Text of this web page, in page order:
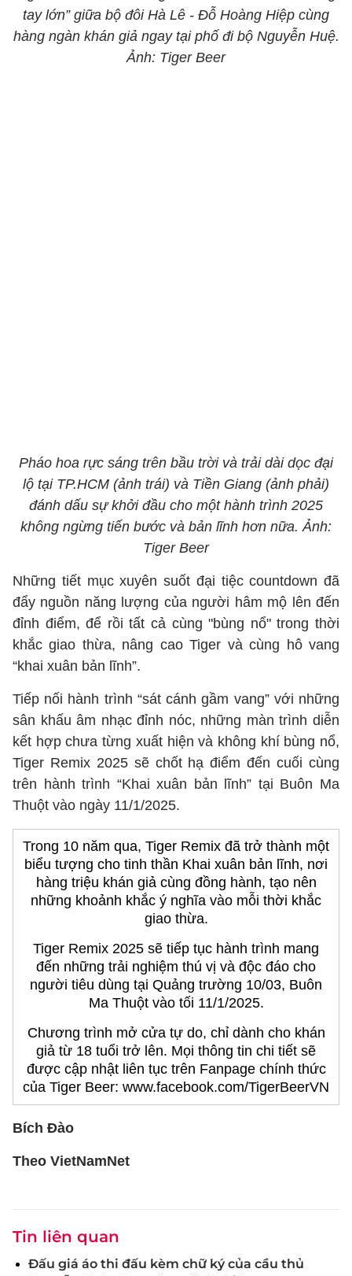
tay lớn” giữa bộ đôi Hà Lê - Đỗ Hoàng Hiệp cùng
hàng ngàn khán giả ngay tại phố đi bộ Nguyễn Huệ.
Ảnh: Tiger Beer
Pháo hoa rực sáng trên bầu trời và trải dài dọc đại
lộ tại TP.HCM (ảnh trái) và Tiền Giang (ảnh phải)
đánh dấu sự khởi đầu cho một hành trình 2025
không ngừng tiến bước và bản lĩnh hơn nữa. Ảnh:
Tiger Beer
Những tiết mục xuyên suốt đại tiệc countdown đã
đẩy nguồn năng lượng của người hâm mộ lên đến
đỉnh điểm, để rồi tất cả cùng "bùng nổ" trong thời
khắc giao thừa, nâng cao Tiger và cùng hô vang
“khai xuân bản lĩnh”.
Tiếp nối hành trình “sát cánh gầm vang” với những
sân khấu âm nhạc đỉnh nóc, những màn trình diễn
kết hợp chưa từng xuất hiện và không khí bùng nổ,
Tiger Remix 2025 sẽ chốt hạ điểm đến cuối cùng
trên hành trình “Khai xuân bản lĩnh” tại Buôn Ma
Thuột vào ngày 11/1/2025.
Trong 10 năm qua, Tiger Remix đã trở thành một
biểu tượng cho tinh thần Khai xuân bản lĩnh, nơi
hàng triệu khán giả cùng đồng hành, tạo nên
những khoảnh khắc ý nghĩa vào mỗi thời khắc
giao thừa.
Tiger Remix 2025 sẽ tiếp tục hành trình mang
đến những trải nghiệm thú vị và độc đáo cho
người tiêu dùng tại Quảng trường 10/03, Buôn
Ma Thuột vào tối 11/1/2025.
Chương trình mở cửa tự do, chỉ dành cho khán
giả từ 18 tuổi trở lên. Mọi thông tin chi tiết sẽ
được cập nhật liên tục trên Fanpage chính thức
của Tiger Beer: www.facebook.com/TigerBeerVN
Bích Đào
Theo VietNamNet
Tin liên quan
Đấu giá áo thi đấu kèm chữ ký của cầu thủ